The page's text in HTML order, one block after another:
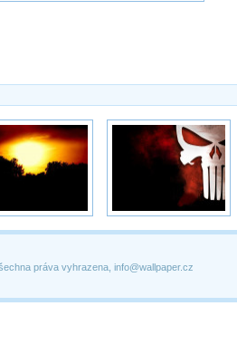
práva vyhrazena, info@wallpaper.cz